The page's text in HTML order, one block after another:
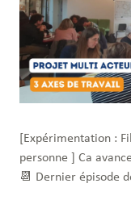
[Expérimentation :
personne ] Ca
📆 Dernier épisode